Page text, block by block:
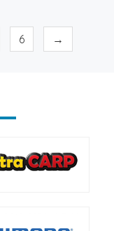
6 →